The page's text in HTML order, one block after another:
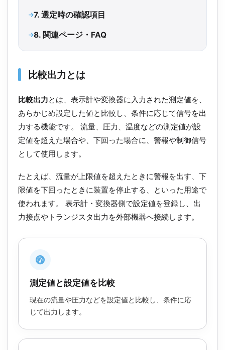
7. 選定時の確認項目
8. 関連ページ・FAQ
比較出力とは
比較出力とは、表示計や変換器に入力された測定値を、
あらかじめ設定した値と比較し、条件に応じて信号を出
力する機能です。 流量、圧力、温度などの測定値が設
定値を超えた場合や、下回った場合に、警報や制御信号
として使用します。
たとえば、流量が上限値を超えたときに警報を出す、下
限値を下回ったときに装置を停止する、といった用途で
使われます。 表示計・変換器側で設定値を登録し、出
力接点やトランジスタ出力を外部機器へ接続します。
測定値と設定値を比較
現在の流量や圧力などを設定値と比較し、条件に応
じて出力します。